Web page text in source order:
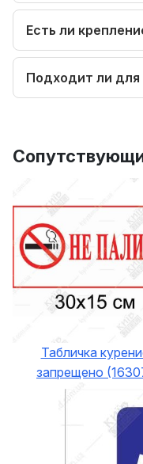
Есть ли
Подходит ли для
Табличка
запрещено